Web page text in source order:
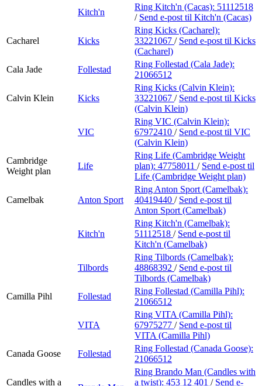
Kitch'n
Ring Kitch'n (Cacas): 51112518
/ Send e-post til Kitch'n (Cacas)
Cacharel Kicks
Ring Kicks (Cacharel):
33221067 / Send e-post til Kicks
(Cacharel)
Cala Jade
Follestad
Ring Follestad (Cala Jade):
21066512
Calvin Klein Kicks
Ring Kicks (Calvin Klein):
33221067 / Send e-post til Kicks
(Calvin Klein)
VIC
Ring VIC (Calvin Klein):
67972410 / Send e-post til VIC
(Calvin Klein)
Cambridge
Weight plan
Life
Ring Life (Cambridge Weight
plan): 47758011 / Send e-post til
Life (Cambridge Weight plan)
Camelbak Anton Sport
Ring Anton Sport (Camelbak):
40419440 / Send e-post til
Anton Sport (Camelbak)
Kitch'n
Ring Kitch'n (Camelbak):
51112518 / Send e-post til
Kitch'n (Camelbak)
Tilbords
Ring Tilbords (Camelbak):
48868392 / Send e-post til
Tilbords (Camelbak)
Camilla Pihl
Follestad
Ring Follestad (Camilla Pihl):
21066512
VITA
Ring VITA (Camilla Pihl):
67975277 / Send e-post til
VITA (Camilla Pihl)
Canada Goose
Follestad
Ring Follestad (Canada Goose):
21066512
Candles with a
Ring Brando Man (Candles with
a twist): 453 12 401 / Send e-